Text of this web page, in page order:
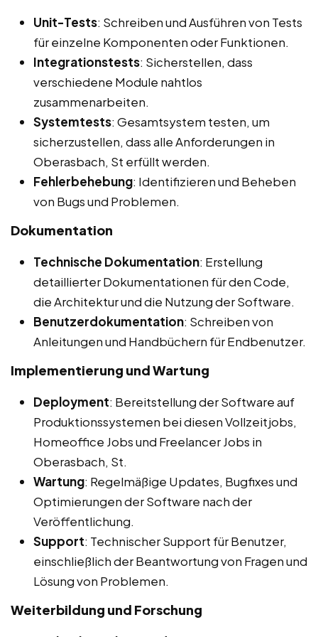
Unit-Tests: Schreiben und Ausführen von Tests
für einzelne Komponenten oder Funktionen.
Integrationstests: Sicherstellen, dass
verschiedene Module nahtlos
zusammenarbeiten.
Systemtests: Gesamtsystem testen, um
sicherzustellen, dass alle Anforderungen in
Oberasbach, St erfüllt werden.
Fehlerbehebung: Identifizieren und Beheben
von Bugs und Problemen.
Dokumentation
Technische Dokumentation: Erstellung
detaillierter Dokumentationen für den Code,
die Architektur und die Nutzung der Software.
Benutzerdokumentation: Schreiben von
Anleitungen und Handbüchern für Endbenutzer.
Implementierung und Wartung
Deployment: Bereitstellung der Software auf
Produktionssystemen bei diesen Vollzeitjobs,
Homeoffice Jobs und Freelancer Jobs in
Oberasbach, St.
Wartung: Regelmäßige Updates, Bugfixes und
Optimierungen der Software nach der
Veröffentlichung.
Support: Technischer Support für Benutzer,
einschließlich der Beantwortung von Fragen und
Lösung von Problemen.
Weiterbildung und Forschung